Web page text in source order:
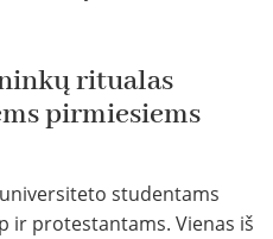
ritualas
pirmiesiems
studentams
ir protestantams. Vienas iš